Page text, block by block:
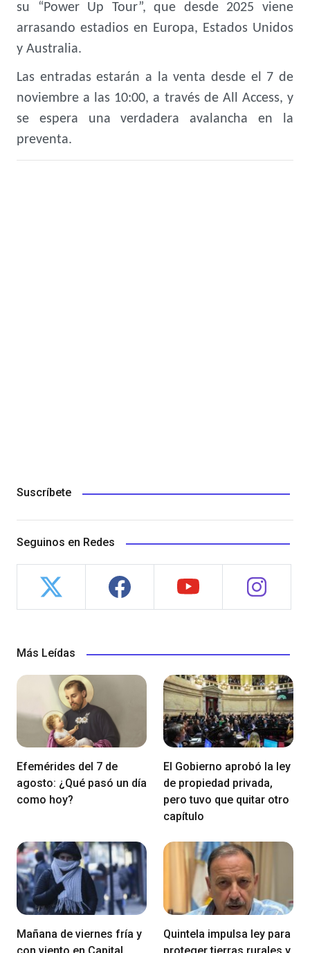
su “Power Up Tour”, que desde 2025 viene
arrasando estadios en Europa, Estados Unidos
y Australia.
Las entradas estarán a la venta desde el 7 de
noviembre a las 10:00, a través de All Access, y
se espera una verdadera avalancha en la
preventa.
Suscríbete
Seguinos en Redes
Más Leídas
Efemérides del 7 de
agosto: ¿Qué pasó un día
como hoy?
El Gobierno aprobó la ley
de propiedad privada,
pero tuvo que quitar otro
capítulo
Mañana de viernes fría y
con viento en Capital
Quintela impulsa ley para
proteger tierras rurales y